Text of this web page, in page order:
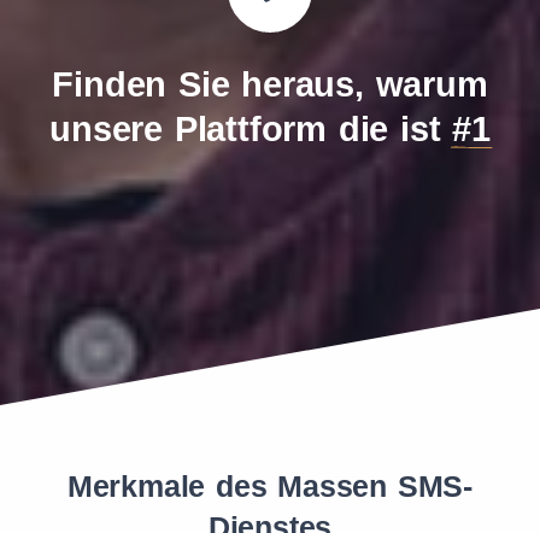
Finden Sie heraus, warum
unsere Plattform die ist#1
Merkmale des Massen SMS-